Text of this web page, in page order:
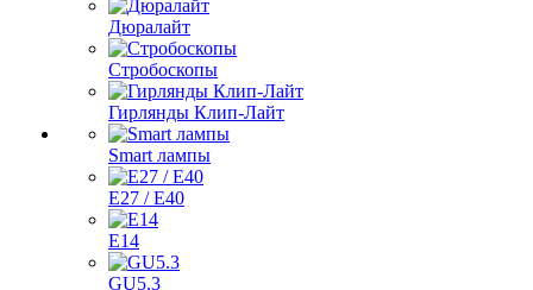
Дюралайт
Стробоскопы
Гирлянды Клип-Лайт
Smart лампы
E27 / E40
E14
GU5.3